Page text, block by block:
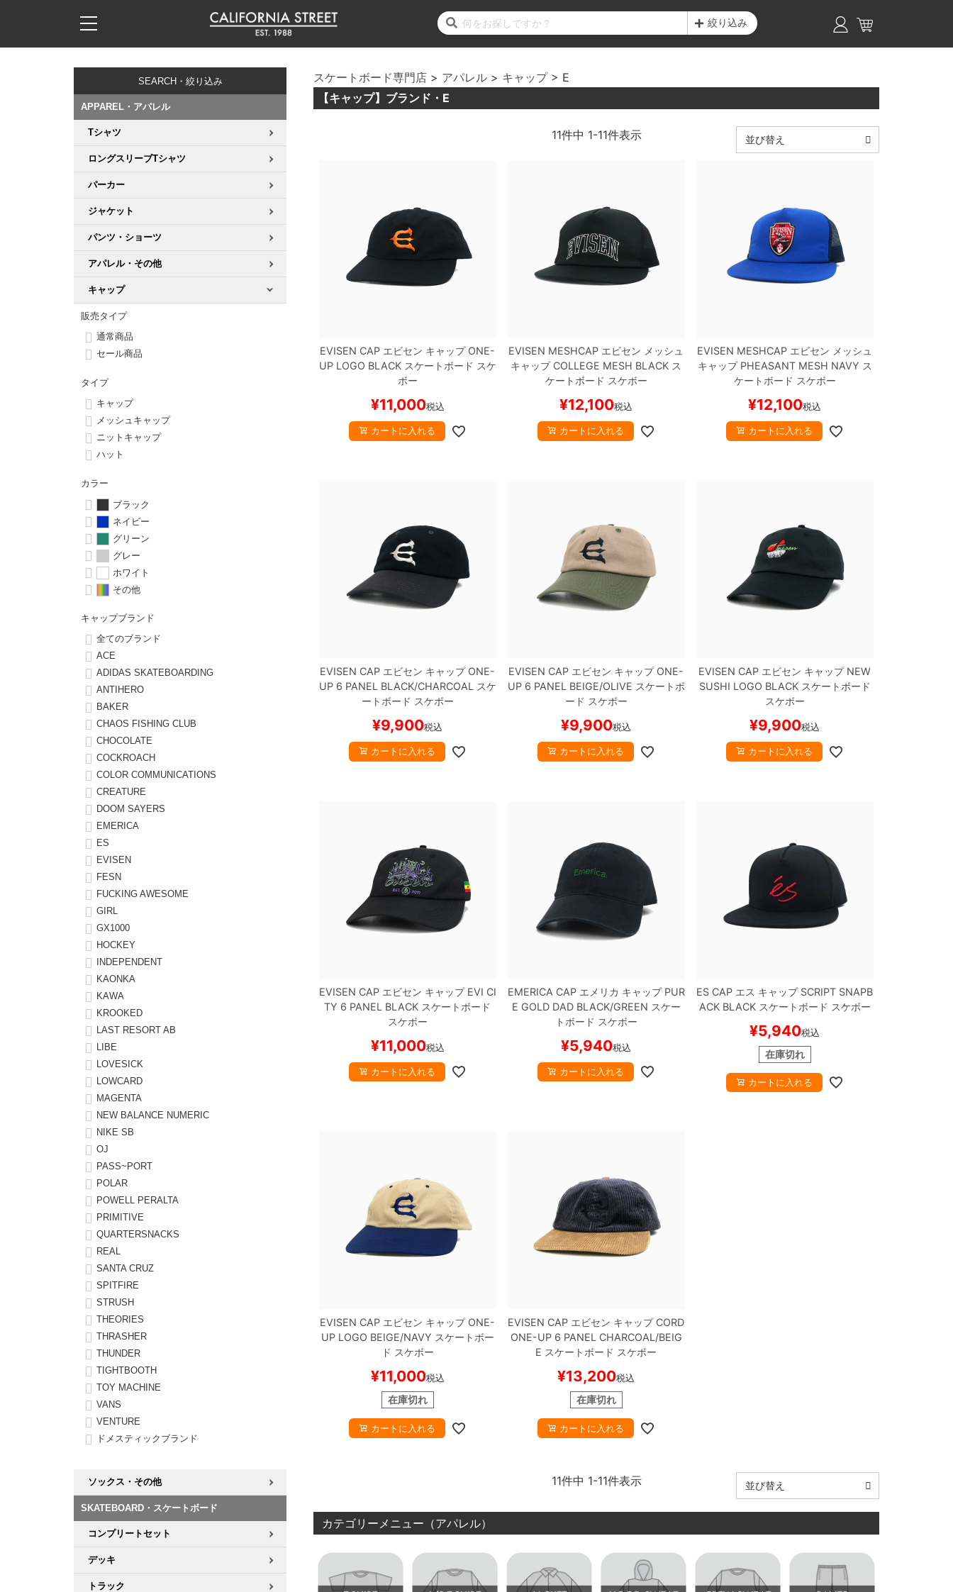
絞り込み
SEARCH・絞り込み
APPAREL・アパレル
Tシャツ
ロングスリーブTシャツ
パーカー
ジャケット
パンツ・ショーツ
アパレル・その他
キャップ
販売タイプ
通常商品
セール商品
タイプ
キャップ
メッシュキャップ
ニットキャップ
ハット
カラー
ブラック
ネイビー
グリーン
グレー
ホワイト
その他
キャップブランド
全てのブランド
ACE
ADIDAS SKATEBOARDING
ANTIHERO
BAKER
CHAOS FISHING CLUB
CHOCOLATE
COCKROACH
COLOR COMMUNICATIONS
CREATURE
DOOM SAYERS
EMERICA
ES
EVISEN
FESN
FUCKING AWESOME
GIRL
GX1000
HOCKEY
INDEPENDENT
KAONKA
KAWA
KROOKED
LAST RESORT AB
LIBE
LOVESICK
LOWCARD
MAGENTA
NEW BALANCE NUMERIC
NIKE SB
OJ
PASS~PORT
POLAR
POWELL PERALTA
PRIMITIVE
QUARTERSNACKS
REAL
SANTA CRUZ
SPITFIRE
STRUSH
THEORIES
THRASHER
THUNDER
TIGHTBOOTH
TOY MACHINE
VANS
VENTURE
ドメスティックブランド
ソックス・その他
SKATEBOARD・スケートボード
コンプリートセット
デッキ
トラック
スケートボード専門店 アパレル キャップ
E
【キャップ】ブランド・E
並び替え
11件中 1-11件表示
EVISEN CAP エビセン キャップONE-
UP LOGO BLACK スケートボード スケ
ボー
¥11,000税込
カートに入れる
EVISEN MESHCAP エビセン メッシュ
キャップCOLLEGE MESH BLACK ス
ケートボード スケボー
¥12,100税込
カートに入れる
EVISEN MESHCAP エビセン メッシュ
キャップPHEASANT MESH NAVY ス
ケートボード スケボー
¥12,100税込
カートに入れる
EVISEN CAP エビセン キャップONE-
UP 6 PANEL BLACK/CHARCOAL
スケ
ートボード スケボー
¥9,900税込
カートに入れる
EVISEN CAP エビセン キャップONE-
UP 6 PANEL BEIGE/OLIVE スケートボ
ード スケボー
¥9,900税込
カートに入れる
EVISEN CAP エビセン キャップNEW
SUSHI LOGO BLACKスケートボード
スケボー
¥9,900税込
カートに入れる
EVISEN CAP エビセン キャップEVI CI
TY 6 PANEL BLACK スケートボード
スケボー
¥11,000税込
カートに入れる
EMERICA CAPエメリカ キャップPUR
E GOLD DADBLACK/GREEN スケー
トボード スケボー
¥5,940税込
カートに入れる
ES CAP エス キャップSCRIPT SNAPB
ACKBLACKスケートボード スケボー
¥5,940税込
在庫切れ
カートに入れる
EVISEN CAP エビセン キャップONE-
UP LOGO BEIGE/NAVY スケートボー
ド スケボー
¥11,000税込
在庫切れ
カートに入れる
EVISEN CAP エビセン キャップCORD
ONE-UP 6 PANEL CHARCOAL/BEIG
E スケートボード スケボー
¥13,200税込
在庫切れ
カートに入れる
並び替え
11件中 1-11件表示
カテゴリーメニュー（アパレル）
11,000円以上で送料無料！
コンプリートセット（完成品）
11,000円以上で送料無料！
デッキ新着一覧
サイズからデッキを選ぶ
シェイプデッキ
11,000円以上で送料無料！
トラック新着一覧
適合デッキサイズから選ぶ
11,000円以上で送料無料！
ウィール新着一覧
ウィールをサイズから選ぶ
スピットファイヤー F4（フォーミュラフォー）
ボーンズ XF（エックスフォーミュラ）
ボーンズ STF（エスティーエフ）
パウエルペラルタ DF（ドラゴンフォーミュラ）
ソフトウィール（クルーザー）
ベアリング
デッキテープ
足回りセット（トラック・ウィールセット）
練習用アイテム（初心者におすすめ）
スケートケース・バッグ
メディア（雑誌・DVD・CD）
11,000円以上で送料無料！
シューズ新着一覧
シューズをサイズから選ぶ
シューレース・その他
11,000円以上で送料無料！
ジャケット
トレーナー・セーター
7分袖シャツ・ラグラン
アンダーウエア
サイズの測り方
11,000円以上で送料無料！
最新ブログ一覧
11,000円以上で送料無料！
スタッフおすすめアイテム
スケートパーク情報
11,000円以上で送料無料！
カリフォルニアストリートの歴史
プライバシーポリシー
特定商取引法に基づく表記